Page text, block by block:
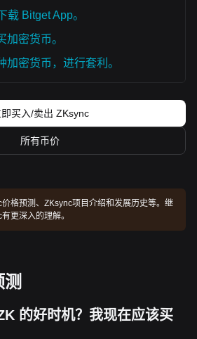
载 Bitget App。
加密货币。
加密货币，进行套利。
即买入/卖出 ZKsync
所有币价
价格预测、ZKsync项目介绍和发展历史等。继
更深入的理解。
的好时机？我现在应该买